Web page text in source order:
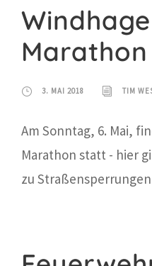
Marathon
3. MAI 2018 TIM
Am Sonntag, 6. Mai,
Marathon statt - hier
zu